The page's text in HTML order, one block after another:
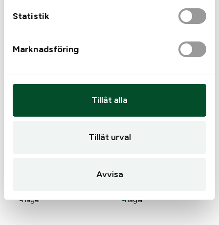
Statistik
Marknadsföring
Tillåt alla
Tillåt urval
Avvisa
Avignon Heat Max älg,
I lager
Blue, 36-41
I lager